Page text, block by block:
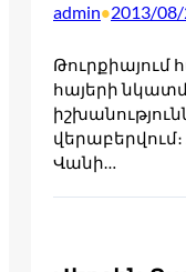
admin•2013/
Թուրքիայում
հայերի
Վանի…